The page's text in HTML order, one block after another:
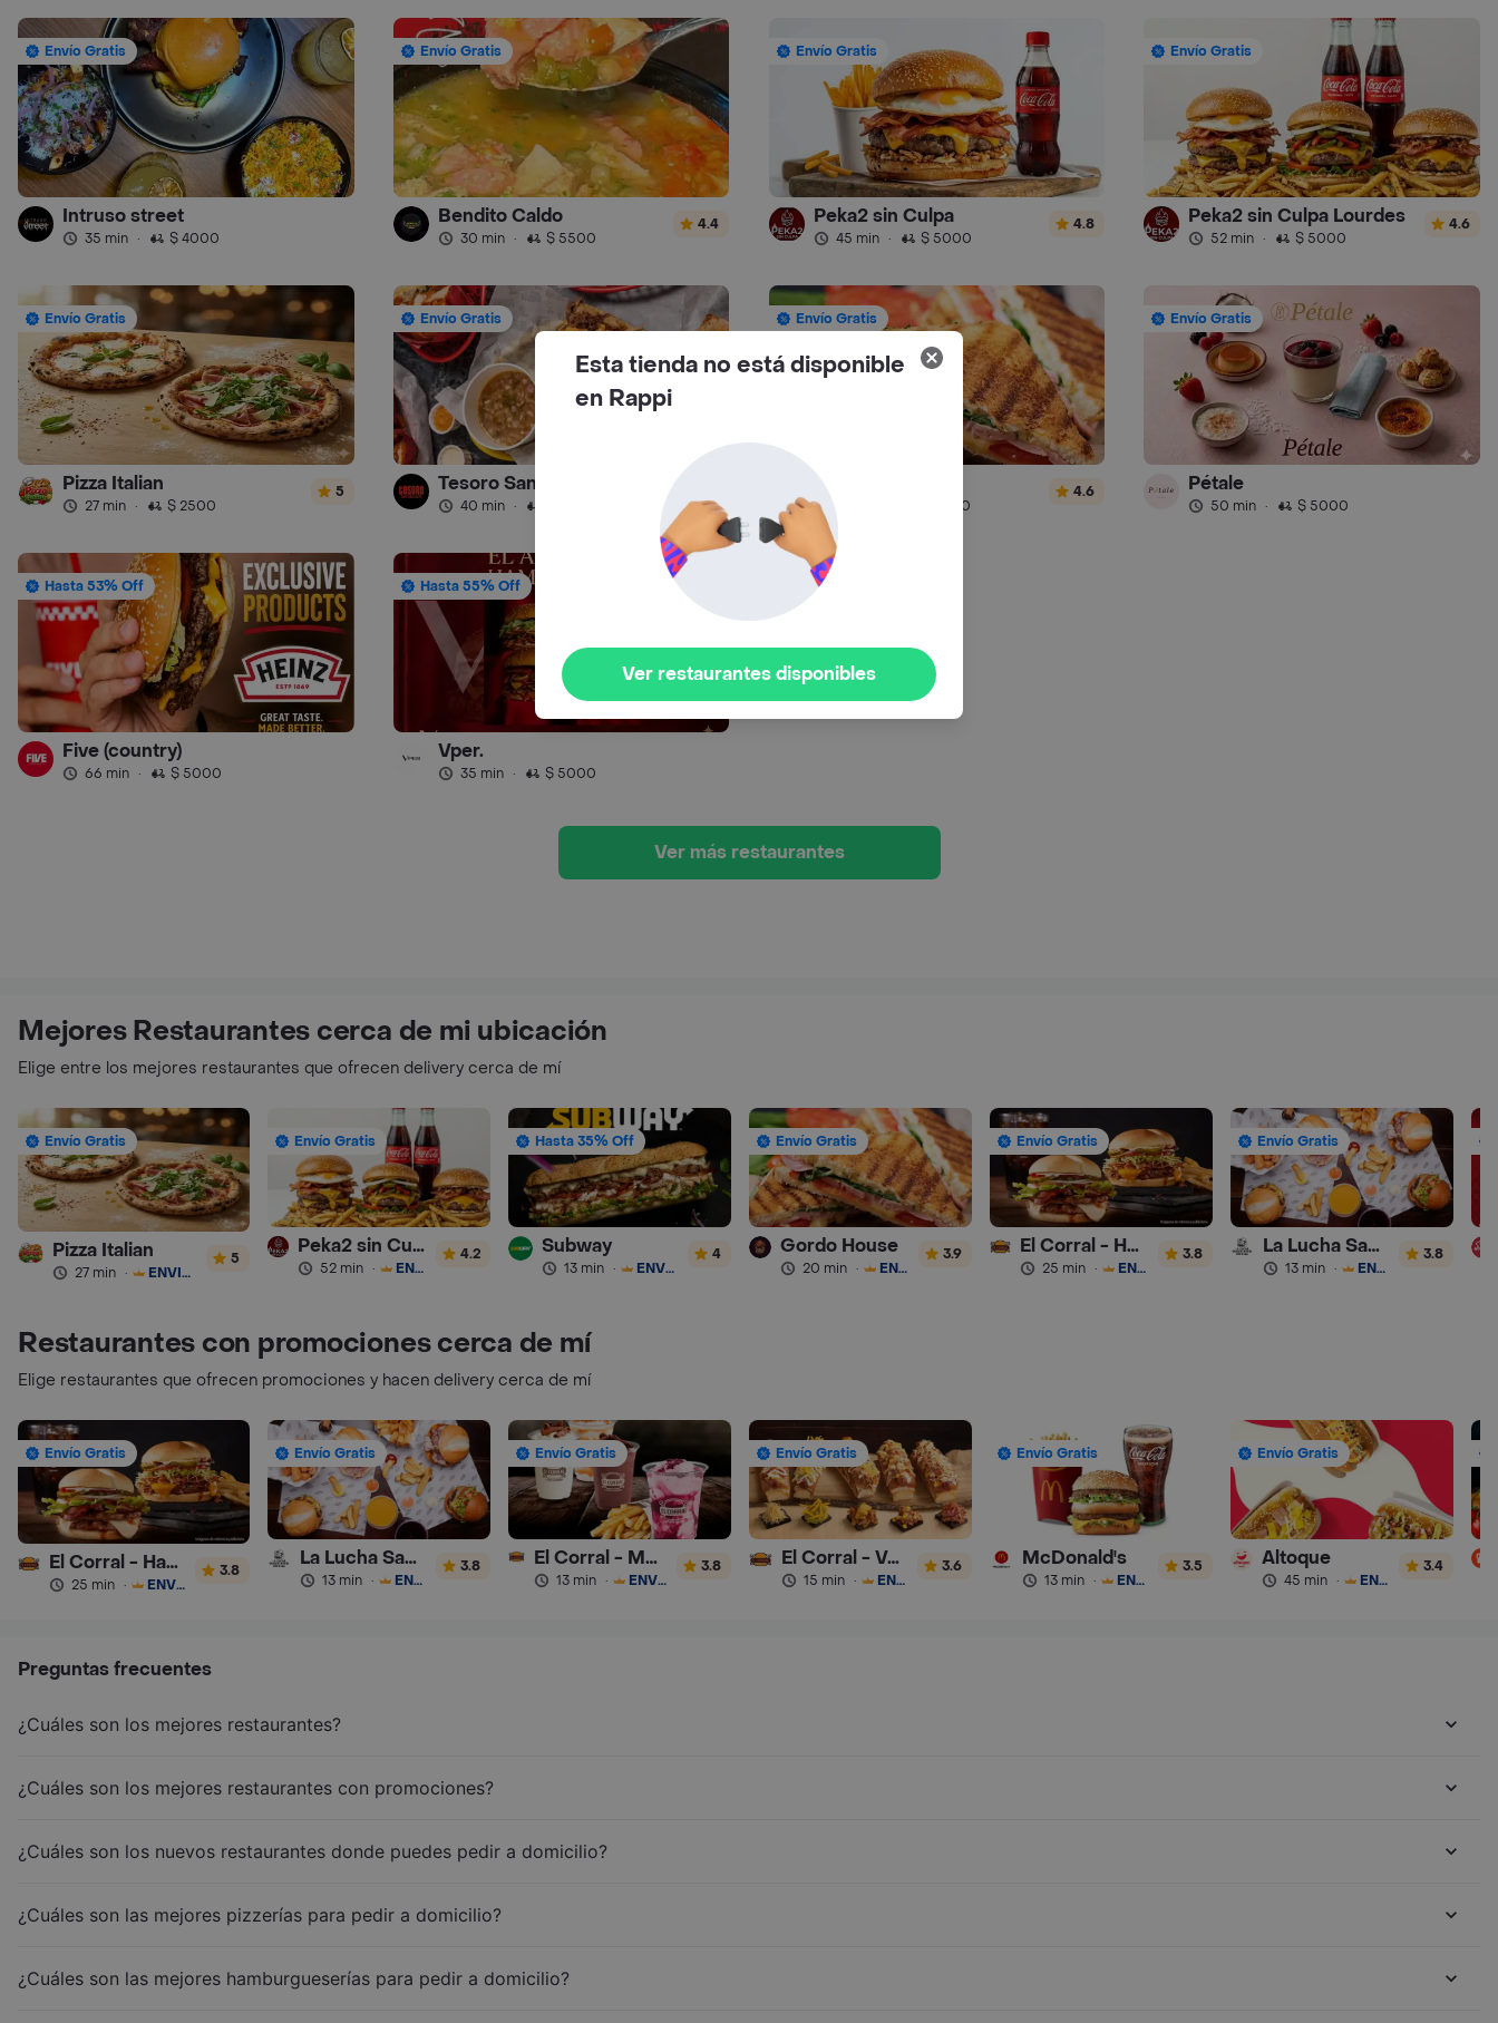
Envío Gratis
Intruso street
35 min · $ 4000
Envío Gratis
Bendito Caldo
30 min · $ 5500
4.4
Envío Gratis
Peka2 sin Culpa
45 min · $ 5000
4.8
Envío Gratis
Peka2 sin Culpa Lourdes
52 min · $ 5000
4.6
Envío Gratis
Pizza Italian
27 min · $ 2500
5
Envío Gratis
Tesoro Sandwich Bogota
40 min ·
Envío Gratis
Gordo House
$ 4500
4.6
Envío Gratis
Pétale
50 min · $ 5000
Hasta 53% Off
Five (country)
66 min · $ 5000
Hasta 55% Off
Vper.
35 min · $ 5000
Ver más restaurantes
Mejores Restaurantes cerca de mi ubicación
Elige entre los mejores restaurantes que ofrecen delivery cerca de mí
Envío Gratis
Pizza Italian
27 min · ENVÍO GRATIS
5
Envío Gratis
Peka2 sin Culpa Lourdes
52 min · ENVÍO GRATIS
4.2
Hasta 35% Off
Subway
13 min · ENVÍO GRATIS
4
Envío Gratis
Gordo House
20 min · ENVÍO GRATIS
3.9
Envío Gratis
El Corral - Hamburguesa
25 min · ENVÍO GRATIS
3.8
Envío Gratis
La Lucha Sanguchería
13 min · ENVÍO GRATIS
3.8
Restaurantes con promociones cerca de mí
Elige restaurantes que ofrecen promociones y hacen delivery cerca de mí
Envío Gratis
El Corral - Hamburguesa
25 min · ENVÍO GRATIS
3.8
Envío Gratis
La Lucha Sanguchería
13 min · ENVÍO GRATIS
3.8
Envío Gratis
El Corral - Malteadas y Helados
13 min · ENVÍO GRATIS
3.8
Envío Gratis
El Corral - Vaqueros
15 min · ENVÍO GRATIS
3.6
Envío Gratis
McDonald's
13 min · ENVÍO GRATIS
3.5
Envío Gratis
Altoque
45 min · ENVÍO GRATIS
3.4
Preguntas frecuentes
¿Cuáles son los mejores restaurantes?
¿Cuáles son los mejores restaurantes con promociones?
¿Cuáles son los nuevos restaurantes donde puedes pedir a domicilio?
¿Cuáles son las mejores pizzerías para pedir a domicilio?
¿Cuáles son las mejores hamburgueserías para pedir a domicilio?
Esta tienda no está disponible
en Rappi
Ver restaurantes disponibles